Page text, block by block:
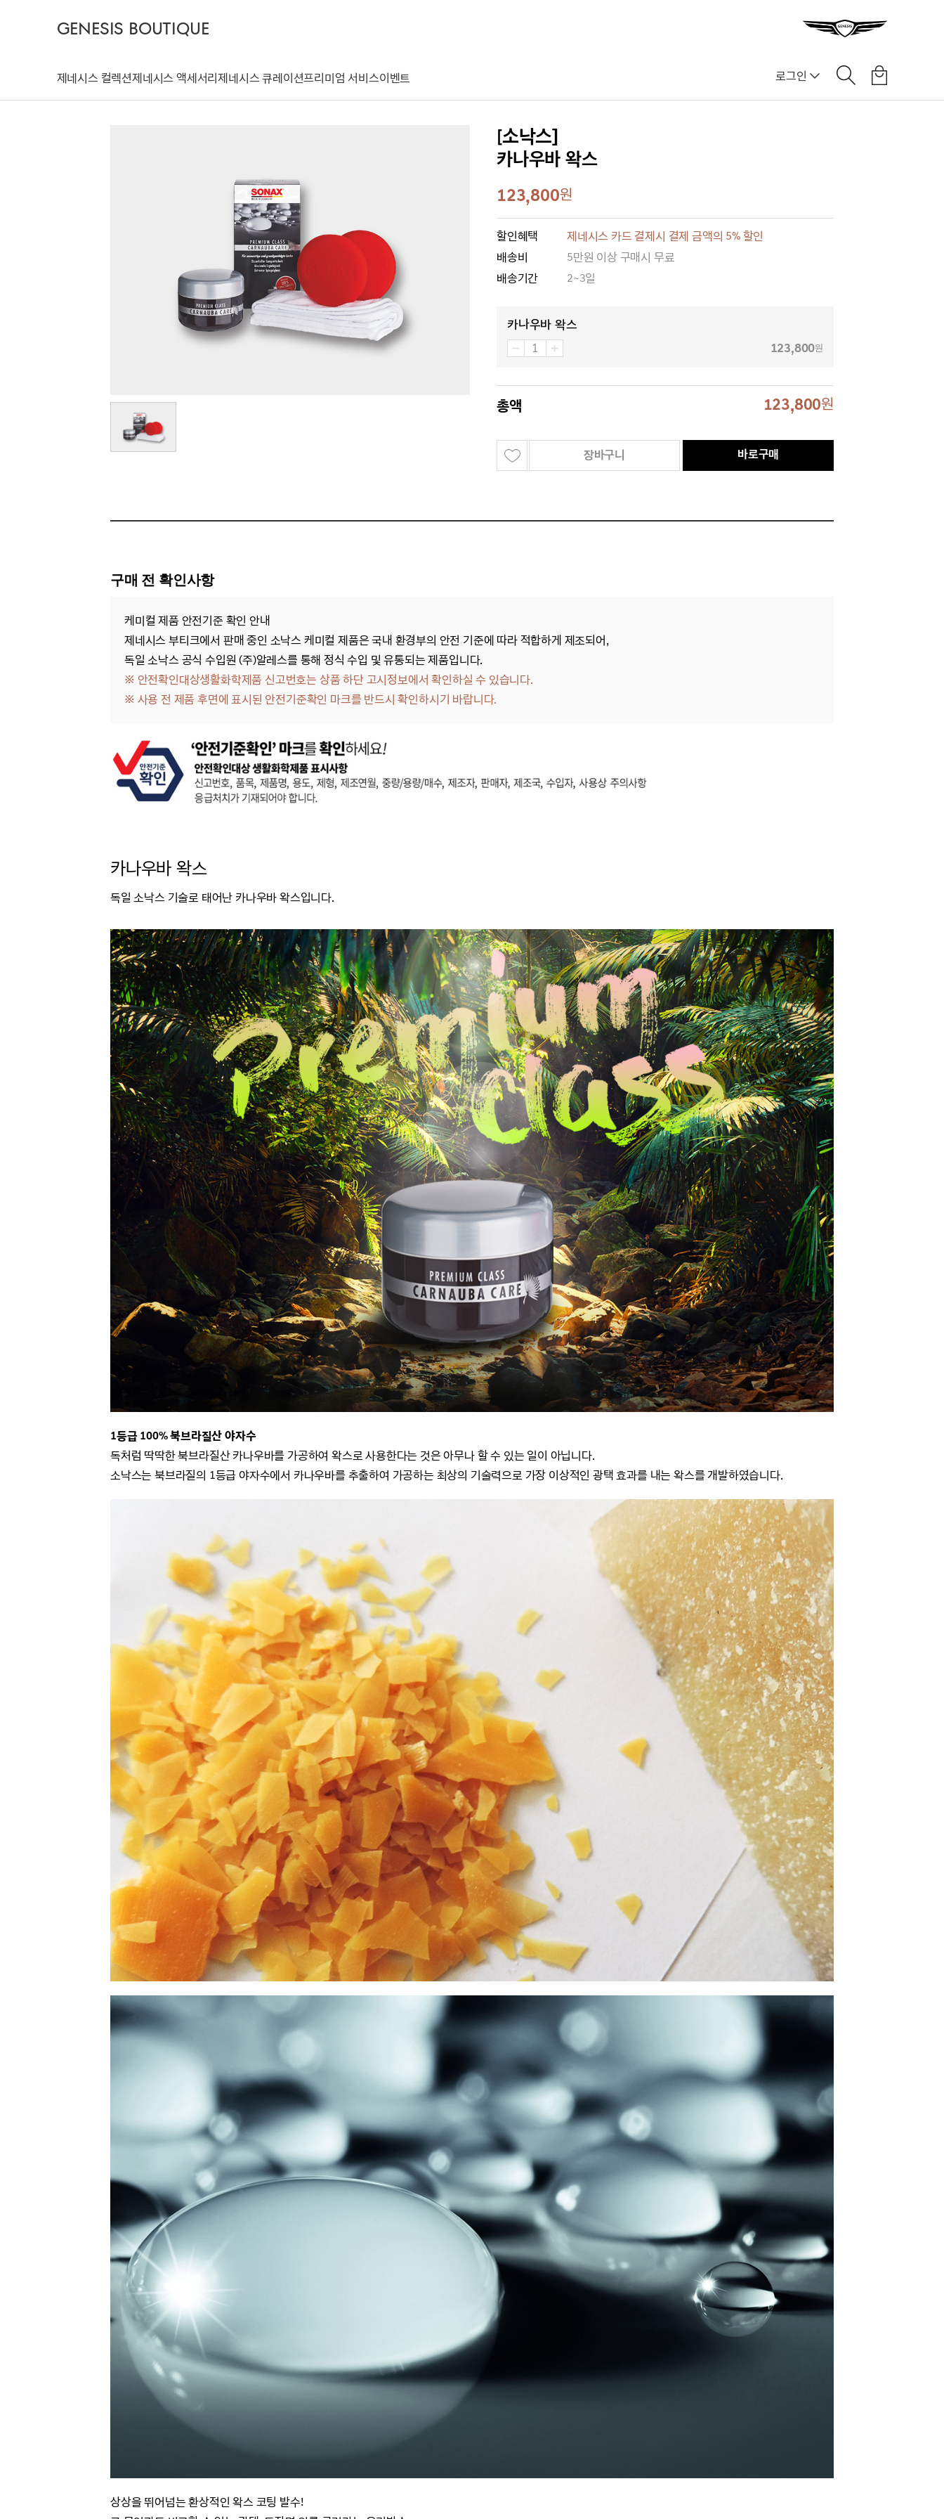
GENESIS BOUTIQUE
제네시스 컬렉션제네시스 액세서리제네시스 큐레이션프리미엄 서비스이벤트 로그인
[소낙스]
카나우바 왁스
123,800원
할인혜택
제네시스 카드 결제시 결제 금액의 5% 할인
배송비
5만원 이상 구매시 무료
배송기간
2~3일
카나우바 왁스
123,800원
총액 123,800원
장바구니 바로구매
구매 전 확인사항
케미컬 제품 안전기준 확인 안내
제네시스 부티크에서 판매 중인 소낙스 케미컬 제품은 국내 환경부의 안전 기준에 따라 적합하게 제조되어,
독일 소낙스 공식 수입원 (주)알레스를 통해 정식 수입 및 유통되는 제품입니다.
※ 안전확인대상생활화학제품 신고번호는 상품 하단 고시정보에서 확인하실 수 있습니다.
※ 사용 전 제품 후면에 표시된 안전기준확인 마크를 반드시 확인하시기 바랍니다.
카나우바 왁스
독일 소낙스 기술로 태어난 카나우바 왁스입니다.
1등급 100% 북브라질산 야자수
독처럼 딱딱한 북브라질산 카나우바를 가공하여 왁스로 사용한다는 것은 아무나 할 수 있는 일이 아닙니다.
소낙스는 북브라질의 1등급 야자수에서 카나우바를 추출하여 가공하는 최상의 기술력으로 가장 이상적인 광택 효과를 내는 왁스를 개발하였습니다.
상상을 뛰어넘는 환상적인 왁스 코팅 발수!